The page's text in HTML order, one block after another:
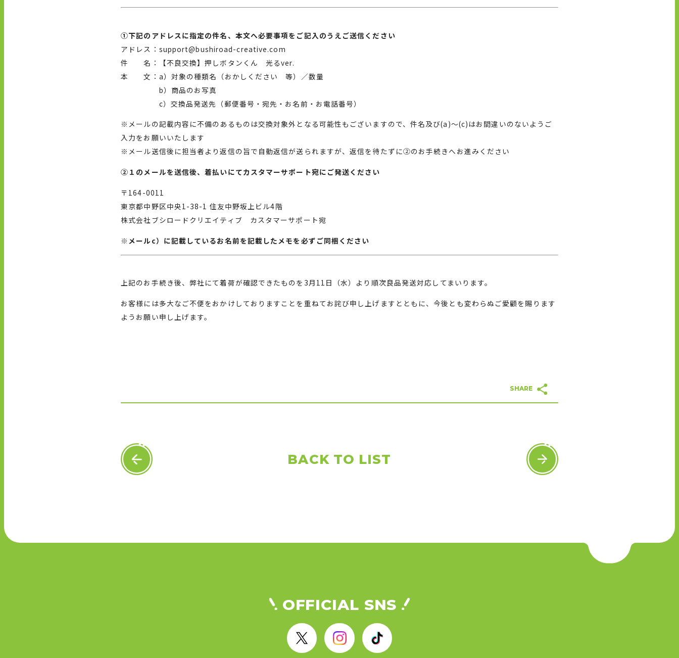
①下記のアドレスに指定の件名、本文へ必要事項をご記入のうえご送信ください
アドレス： support@bushiroad-creative.com
件 名：【不良交換】押しボタンくん 光るver.
本 文： a）対象の種類名（おかしください 等）／数量
b）商品のお写真
c）交換品発送先（郵便番号・宛先・お名前・お電話番号）
※メールの記載内容に不備のあるものは交換対象外となる可能性もございますので、件名及び(a)～(c) はお間違いのないようご
入力をお願いいたします
※ メール送信後に担当者より返信の旨で自動返信が送られますが、返信を待たずに②のお手続きへお進みください
② １のメールを送信後、着払いにてカスタマーサポート宛にご発送ください
〒 164-0011
東京都中野区中央1-38-1 住友中野坂上ビル4階
株式会社ブシロードクリエイティブ カスタマーサポート宛
※ メールc）に記載しているお名前を記載したメモを必ずご同梱ください
上記のお手続き後、弊社にて着荷が確認できたものを 3月 11 日（水）より順次良品発送対応してまいります。
お客様には多大なご不便をおかけしておりますことを重ねてお詫び申し上げますとともに、今後とも変わらぬご愛顧を賜ります
ようお願い申し上げます。
SHARE
SHARE
BACK TO LIST
OFFICIAL SNS
X
I